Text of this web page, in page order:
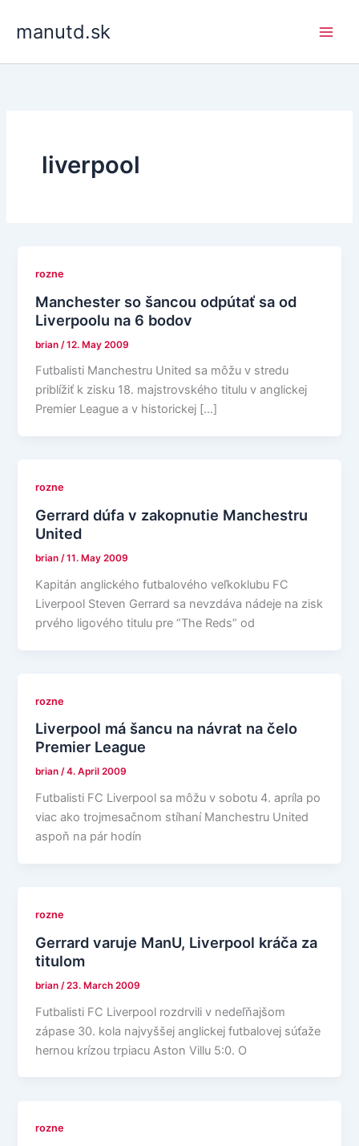
manutd.sk
liverpool
rozne
Manchester so šancou odpútať sa od
Liverpoolu na 6 bodov
brian /12. May 2009
Futbalisti Manchestru United sa môžu v stredu
priblížiť k zisku 18. majstrovského titulu v anglickej
Premier League a v historickej […]
rozne
Gerrard dúfa v zakopnutie Manchestru
United
brian/11. May 2009
Kapitán anglického futbalového veľkoklubu FC
Liverpool Steven Gerrard sa nevzdáva nádeje na zisk
prvého ligového titulu pre “The Reds” od
rozne
Liverpool má šancu na návrat na čelo
Premier League
brian/4. April 2009
Futbalisti FC Liverpool sa môžu v sobotu 4. apríla po
viac ako trojmesačnom stíhaní Manchestru United
aspoň na pár hodín
rozne
Gerrard varuje ManU, Liverpool kráča za
titulom
brian /23. March 2009
Futbalisti FC Liverpool rozdrvili v nedeľňajšom
zápase 30. kola najvyššej anglickej futbalovej súťaže
hernou krízou trpiacu Aston Villu 5:0. O
rozne